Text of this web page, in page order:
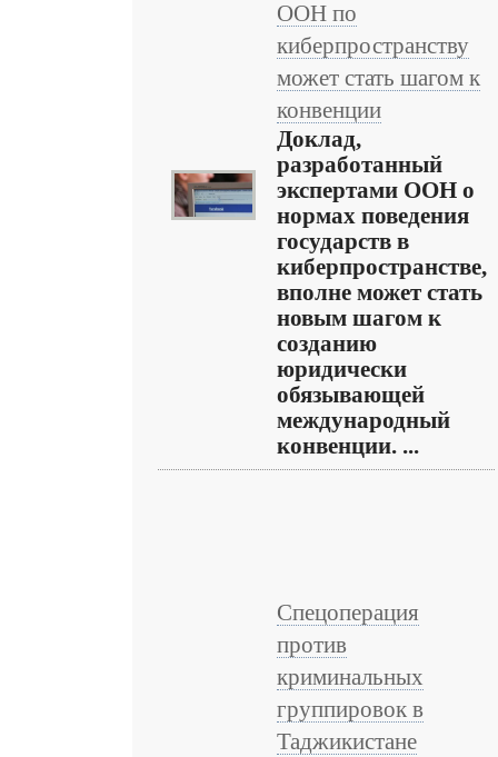
ООН по
киберпространству
может стать шагом к
конвенции
Доклад,
разработанный
экспертами ООН о
нормах поведения
государств в
киберпространстве,
вполне может стать
новым шагом к
созданию
юридически
обязывающей
международный
конвенции. ...
Спецоперация
против
криминальных
группировок в
Таджикистане